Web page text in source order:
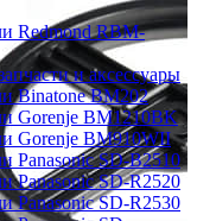
Redmond RBM-
и аксессуары
Binatone BM202
Gorenje BM1210BK
Gorenje BM910WII
Panasonic SD-B2510
Panasonic SD-R2520
Panasonic SD-R2530